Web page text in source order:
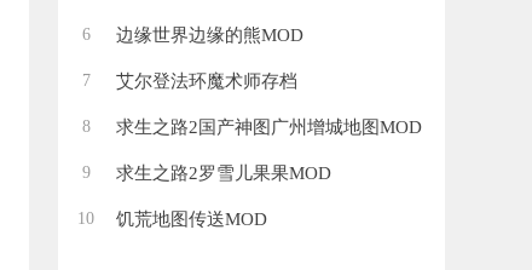
6 边缘世界边缘的熊MOD
7 艾尔登法环魔术师存档
8 求生之路2国产神图广州增城地图MOD
9 求生之路2罗雪儿果果MOD
10 饥荒地图传送MOD